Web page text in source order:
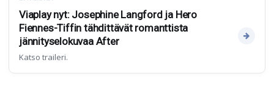
Viaplay nyt: Josephine Langford ja Hero
Fiennes-Tiffin tähdittävät romanttista
jännityselokuvaa After
Katso traileri.